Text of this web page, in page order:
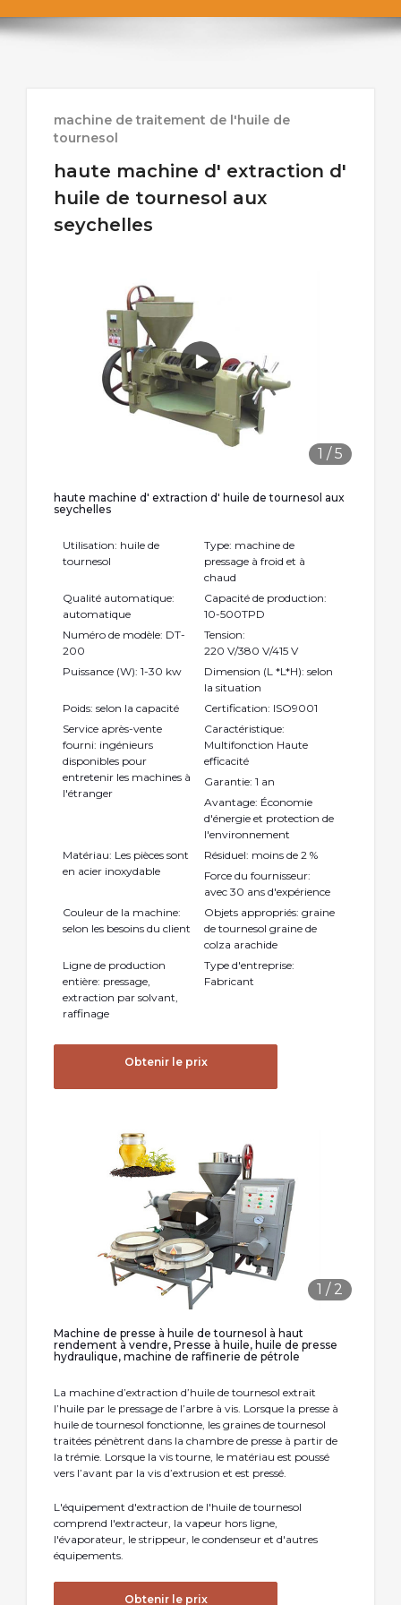
machine de traitement de l'huile de
tournesol
haute machine d' extraction d'
huile de tournesol aux
seychelles
1 /5
haute machine d' extraction d' huile de tournesol aux
seychelles
Utilisation: huile de
tournesol
Type: machine de
pressage à froid et à
chaud
Qualité automatique:
automatique
Capacité de production:
10-500TPD
Numéro de modèle: DT-
200
Tension:
220 V/380 V/415 V
Puissance (W): 1-30 kw
Dimension (L *L*H): selon
la situation
Poids: selon la capacité
Certification: ISO9001
Service après-vente
fourni: ingénieurs
disponibles pour
entretenir les machines à
l'étranger
Caractéristique:
Multifonction Haute
efficacité
Garantie: 1 an
Avantage: Économie
d'énergie et protection de
l'environnement
Matériau: Les pièces sont
en acier inoxydable
Résiduel: moins de 2 %
Force du fournisseur:
avec 30 ans d'expérience
Couleur de la machine:
selon les besoins du client
Objets appropriés: graine
de tournesol graine de
colza arachide
Ligne de production
entière: pressage,
extraction par solvant,
raffinage
Type d'entreprise:
Fabricant
Obtenir le prix
1 / 2
Machine de presse à huile de tournesol à haut
rendement à vendre, Presse à huile, huile de presse
hydraulique, machine de raffinerie de pétrole
La machine d’extraction d’huile de tournesol extrait
l’huile par le pressage de l’arbre à vis. Lorsque la presse à
huile de tournesol fonctionne, les graines de tournesol
traitées pénètrent dans la chambre de presse à partir de
la trémie. Lorsque la vis tourne, le matériau est poussé
vers l’avant par la vis d’extrusion et est pressé.
L'équipement d'extraction de l'huile de tournesol
comprend l'extracteur, la vapeur hors ligne,
l'évaporateur, le strippeur, le condenseur et d'autres
équipements.
Obtenir le prix